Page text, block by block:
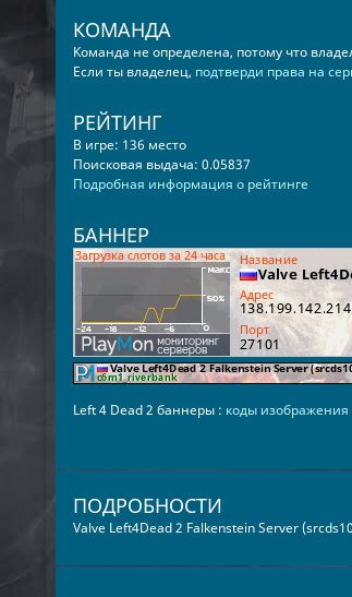
КОМАНДА
Команда не определена, потому что
Если ты владелец, подтверди права на
РЕЙТИНГ
В игре: 136 место
Поисковая выдача: 0.05837
Подробная информация о рейтинге
БАННЕР
Left 4 Dead 2 баннеры : коды
ПОДРОБНОСТИ
Valve Left4Dead 2 Falkenstein Server